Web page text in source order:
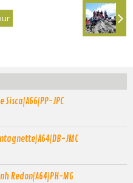
JPC
JMC
Redon|A64|PH-MG